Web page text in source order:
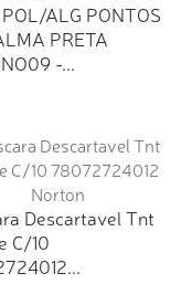
ALG PONTOS
PRETA
-...
Descartavel Tnt
C/10